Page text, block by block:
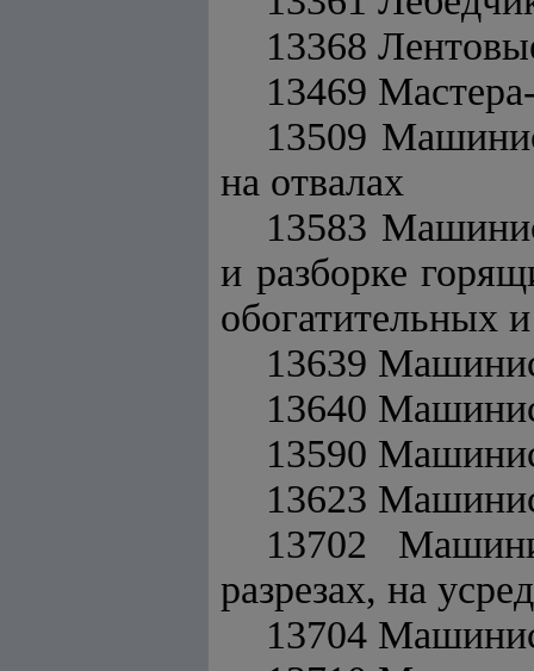
13368
13469
13509
на отвалах
13583
и разборке
обогатительных
13639
13640
13590
13623
13702
разрезах, на
13704